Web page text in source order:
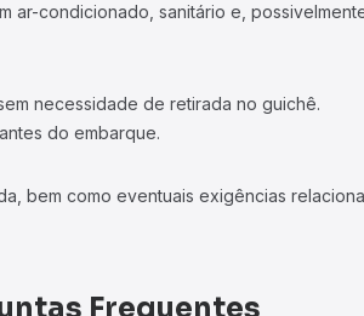
ar-condicionado, sanitário e,
necessidade de retirada no guichê.
do embarque.
bem como eventuais exigências
Frequentes